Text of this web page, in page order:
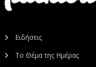
Ειδήσεις
Το Θέμα της Ημέρας